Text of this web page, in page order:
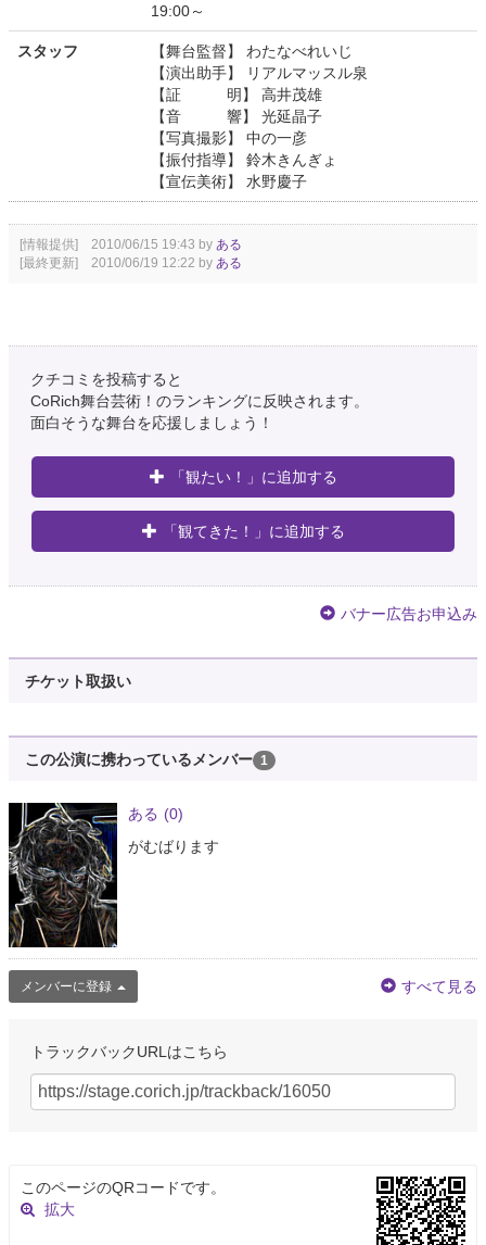
19:00～
スタッフ
【舞台監督】 わたなべれいじ
【演出助手】 リアルマッスル泉
【証 明】 高井茂雄
【音 響】 光延晶子
【写真撮影】 中の一彦
【振付指導】 鈴木きんぎょ
【宣伝美術】 水野慶子
[情報提供] 2010/06/15 19:43 by ある
[最終更新] 2010/06/19 12:22 by ある
クチコミを投稿すると
CoRich舞台芸術！のランキングに反映されます。
面白そうな舞台を応援しましょう！
「観たい！」に追加する
「観てきた！」に追加する
バナー広告お申込み
チケット取扱い
この公演に携わっているメンバー 1
ある (0)
がむばります
メンバーに登録 すべて見る
トラックバックURLはこちら
このページのQRコードです。
拡大